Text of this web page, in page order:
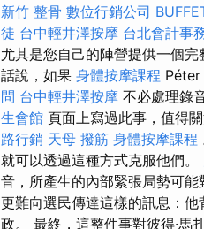
新竹 整骨 數位行銷公司
徒 台中輕井澤按摩 台北會計事
尤其是您自己的陣營提供一個
話說，如果 身體按摩課程 Péter
問 台中輕井澤按摩 不必處理錄
生會館 頁面上寫過此事，值得
路行銷 天母 撥筋 身體按摩課程
就可以透過這種方式克服他們。
音，所產生的內部緊張局勢可能
更難向選民傳達這樣的訊息：
政。 最終，這整件事對彼得·馬